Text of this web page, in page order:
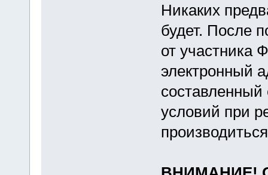
Никаких
будет. После
от участника
электронный
составленный
условий при